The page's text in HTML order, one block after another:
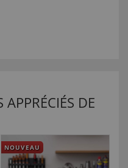
APPRÉCIÉS DE
NOUVEAU